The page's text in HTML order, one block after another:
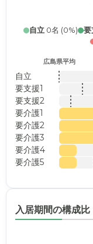
自立0名 (0%) 要
広島県平均
自立
要支援1
要支援2
要介護1
要介護2
要介護3
要介護4
要介護5
入居期間の構成比